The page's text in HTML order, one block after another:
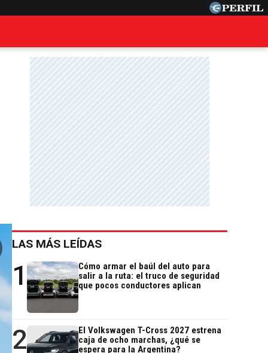
LAS MÁS LEÍDAS
1
Cómo armar el baúl del auto para
salir a la ruta: el truco de seguridad
que pocos conductores aplican
2
El Volkswagen T-Cross 2027 estrena
caja de ocho marchas, ¿qué se
espera para la Argentina?